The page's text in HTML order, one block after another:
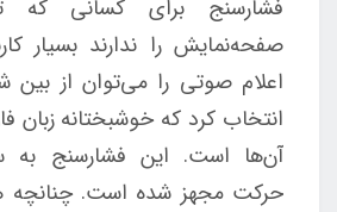
فشارسنج برای کسانی که
صفحه‌نمایش را ندارند بسیار
اعلام صوتی را می‌توان از
انتخاب کرد که خوشبختانه زبان
آن‌ها است. این فشارسنج
حرکت مجهز شده است. چنانچه